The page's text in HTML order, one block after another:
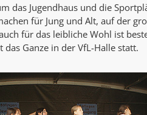
das Jugendhaus und die
für Jung und Alt, auf der
für das leibliche Wohl ist
Ganze in der VfL-Halle statt.